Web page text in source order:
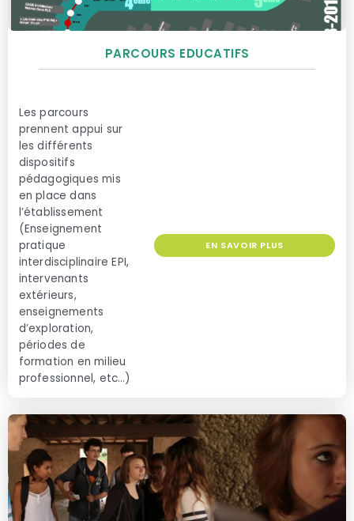
PARCOURS EDUCATIFS
Les parcours
prennent appui sur
les différents
dispositifs
pédagogiques mis
en place dans
l’établissement
(Enseignement
pratique
interdisciplinaire EPI,
intervenants
extérieurs,
enseignements
d’exploration,
périodes de
formation en milieu
professionnel, etc…)
EN SAVOIR PLUS